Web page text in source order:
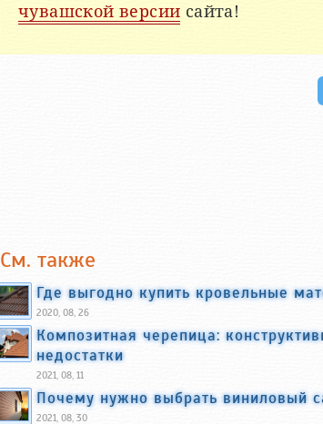
чувашской версии сайта!
См. также
Где выгодно купить кровельные
2020, 08, 26
Композитная черепица:
недостатки
2021, 08, 11
Почему нужно выбрать виниловый
2021, 08, 30